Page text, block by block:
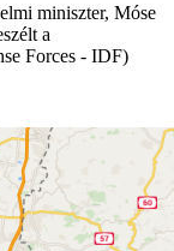
miniszter, Móse
a
Forces - IDF)